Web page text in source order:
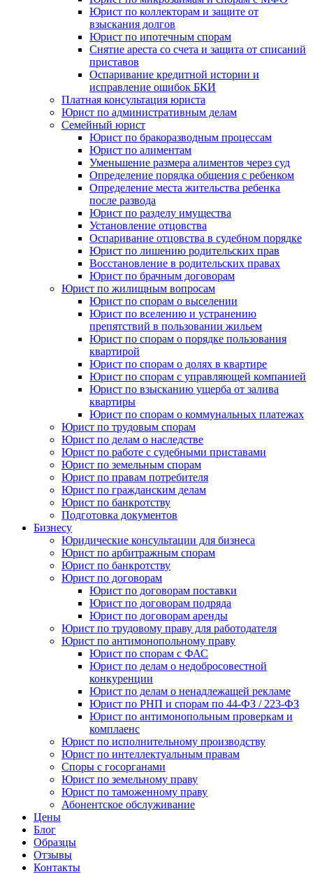
Юрист по коллекторам и защите от
взыскания долгов
Юрист по ипотечным спорам
Снятие ареста со счета и защита от списаний
приставов
Оспаривание кредитной истории и
исправление ошибок БКИ
Платная консультация юриста
Юрист по административным делам
Семейный юрист
Юрист по бракоразводным процессам
Юрист по алиментам
Уменьшение размера алиментов через суд
Определение порядка общения с ребенком
Определение места жительства ребенка
после развода
Юрист по разделу имущества
Установление отцовства
Оспаривание отцовства в судебном порядке
Юрист по лишению родительских прав
Восстановление в родительских правах
Юрист по брачным договорам
Юрист по жилищным вопросам
Юрист по спорам о выселении
Юрист по вселению и устранению
препятствий в пользовании жильем
Юрист по спорам о порядке пользования
квартирой
Юрист по спорам о долях в квартире
Юрист по спорам с управляющей компанией
Юрист по взысканию ущерба от залива
квартиры
Юрист по спорам о коммунальных платежах
Юрист по трудовым спорам
Юрист по делам о наследстве
Юрист по работе с судебными приставами
Юрист по земельным спорам
Юрист по правам потребителя
Юрист по гражданским делам
Юрист по банкротству
Подготовка документов
Бизнесу
Юридические консультации для бизнеса
Юрист по арбитражным спорам
Юрист по банкротству
Юрист по договорам
Юрист по договорам поставки
Юрист по договорам подряда
Юрист по договорам аренды
Юрист по трудовому праву для работодателя
Юрист по антимонопольному праву
Юрист по спорам с ФАС
Юрист по делам о недобросовестной
конкуренции
Юрист по делам о ненадлежащей рекламе
Юрист по РНП и спорам по 44-ФЗ / 223-ФЗ
Юрист по антимонопольным проверкам и
комплаенс
Юрист по исполнительному производству
Юрист по интеллектуальным правам
Споры с госорганами
Юрист по земельному праву
Юрист по таможенному праву
Абонентское обслуживание
Цены
Блог
Образцы
Отзывы
Контакты